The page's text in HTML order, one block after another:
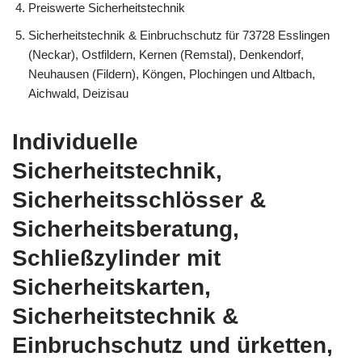
Preiswerte Sicherheitstechnik
Sicherheitstechnik & Einbruchschutz für 73728 Esslingen
(Neckar), Ostfildern, Kernen (Remstal), Denkendorf,
Neuhausen (Fildern), Köngen, Plochingen und Altbach,
Aichwald, Deizisau
Individuelle
Sicherheitstechnik,
Sicherheitsschlösser &
Sicherheitsberatung,
Schließzylinder mit
Sicherheitskarten,
Sicherheitstechnik &
Einbruchschutz und ürketten,